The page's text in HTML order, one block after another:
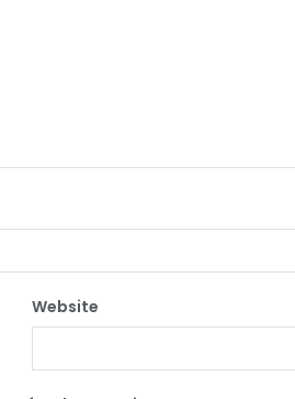
Website